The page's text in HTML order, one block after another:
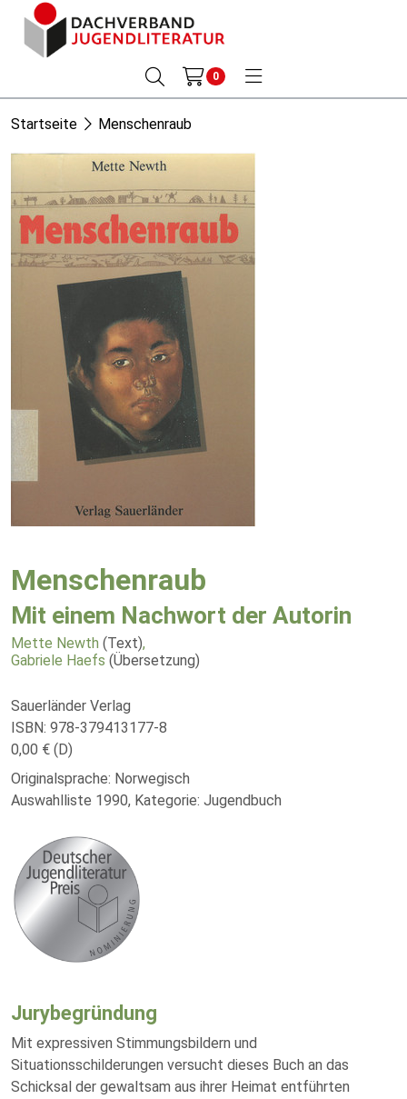
0
Startseite Menschenraub
Menschenraub
Mit einem Nachwort der Autorin
Mette Newth (Text),
Gabriele Haefs (Übersetzung)
Sauerländer Verlag
ISBN: 978-379413177-8
0,00 € (D)
Originalsprache: Norwegisch
Auswahlliste 1990, Kategorie: Jugendbuch
Jurybegründung
Mit expressiven Stimmungsbildern und
Situationsschilderungen versucht dieses Buch an das
Schicksal der gewaltsam aus ihrer Heimat entführten